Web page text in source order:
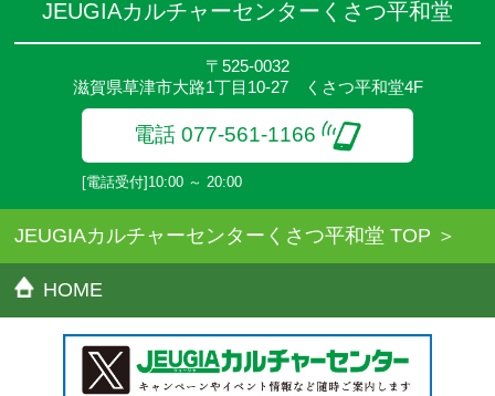
のでご確認ください。
●参加人数が一定に満たない場合、体験や講座開講を中止または延
●その他、詳しい内容については、ご入会時にご説明をさせていた
だきます。
JEUGIAカルチャーセンターくさつ平和堂
〒525-0032
滋賀県草津市大路1丁目10-27 くさつ平和堂4F
電話 077-561-1166
[電話受付]10:00 ～ 20:00
JEUGIAカルチャーセンターくさつ平和堂 TOP
HOME